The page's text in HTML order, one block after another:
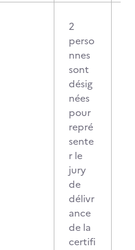
2
perso
nnes
sont
désig
nées
pour
repré
sente
r le
jury
de
délivr
ance
de la
certifi